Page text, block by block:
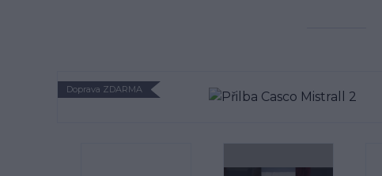
Doprava ZDARMA